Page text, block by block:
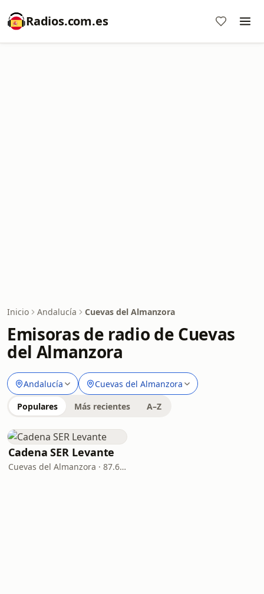
Radios.com.es
Inicio Andalucía Cuevas del Almanzora
Emisoras de radio de Cuevas
del Almanzora
Andalucía Cuevas del Almanzora
Populares Más recientes A–Z
Cadena SER Levante
Cuevas del Almanzora · 87.6 FM